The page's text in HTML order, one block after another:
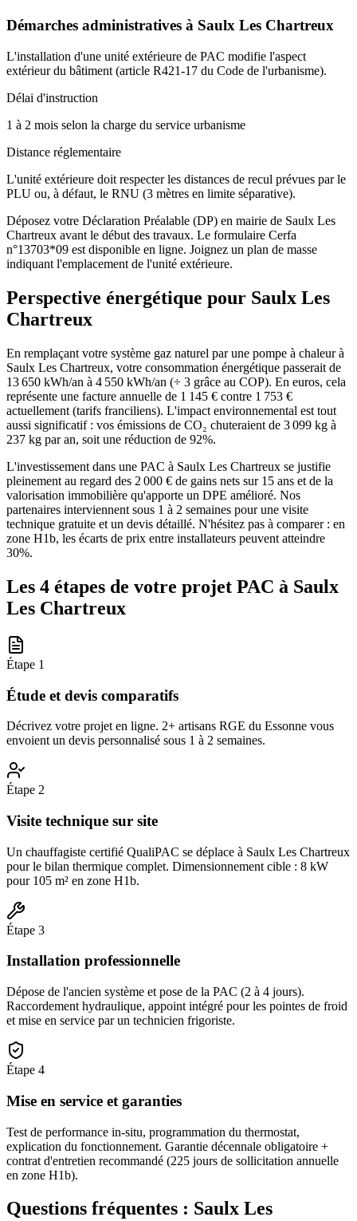
Démarches administratives à Saulx Les Chartreux
L'installation d'une unité extérieure de PAC modifie l'aspect
extérieur du bâtiment (article R421-17 du Code de l'urbanisme).
Délai d'instruction
1 à 2 mois selon la charge du service urbanisme
Distance réglementaire
L'unité extérieure doit respecter les distances de recul prévues par le
PLU ou, à défaut, le RNU (3 mètres en limite séparative).
Déposez votre Déclaration Préalable (DP) en mairie de Saulx Les
Chartreux avant le début des travaux. Le formulaire Cerfa
n°13703*09 est disponible en ligne. Joignez un plan de masse
indiquant l'emplacement de l'unité extérieure.
Perspective énergétique pour Saulx Les
Chartreux
En remplaçant votre système gaz naturel par une pompe à chaleur à
Saulx Les Chartreux, votre consommation énergétique passerait de
13 650 kWh/an à 4 550 kWh/an (÷ 3 grâce au COP). En euros, cela
représente une facture annuelle de 1 145 € contre 1 753 €
actuellement (tarifs franciliens). L'impact environnemental est tout
aussi significatif : vos émissions de CO₂ chuteraient de 3 099 kg à
237 kg par an, soit une réduction de 92%.
L'investissement dans une PAC à Saulx Les Chartreux se justifie
pleinement au regard des 2 000 € de gains nets sur 15 ans et de la
valorisation immobilière qu'apporte un DPE amélioré. Nos
partenaires interviennent sous 1 à 2 semaines pour une visite
technique gratuite et un devis détaillé. N'hésitez pas à comparer : en
zone H1b, les écarts de prix entre installateurs peuvent atteindre
30%.
Les 4 étapes de votre projet PAC à Saulx
Les Chartreux
Étape 1
Étude et devis comparatifs
Décrivez votre projet en ligne. 2+ artisans RGE du Essonne vous
envoient un devis personnalisé sous 1 à 2 semaines.
Étape 2
Visite technique sur site
Un chauffagiste certifié QualiPAC se déplace à Saulx Les Chartreux
pour le bilan thermique complet. Dimensionnement cible : 8 kW
pour 105 m² en zone H1b.
Étape 3
Installation professionnelle
Dépose de l'ancien système et pose de la PAC (2 à 4 jours).
Raccordement hydraulique, appoint intégré pour les pointes de froid
et mise en service par un technicien frigoriste.
Étape 4
Mise en service et garanties
Test de performance in-situ, programmation du thermostat,
explication du fonctionnement. Garantie décennale obligatoire +
contrat d'entretien recommandé (225 jours de sollicitation annuelle
en zone H1b).
Questions fréquentes : Saulx Les